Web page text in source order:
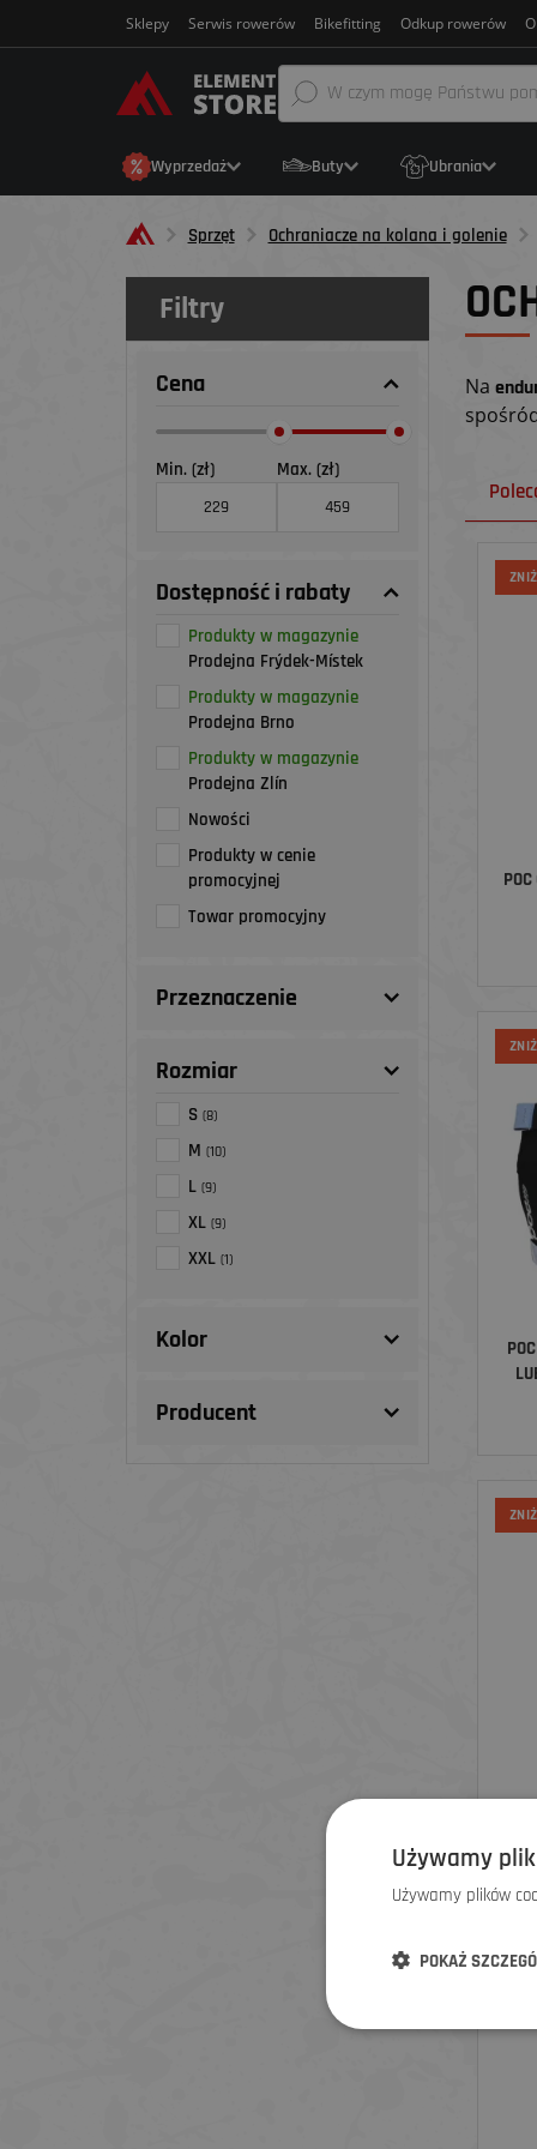
Sklepy Serwis rowerów Bikefitting Odkup rowerów
Wyprzedaż Buty Ubrania
Sprzęt Ochraniacze na kolana i golenie
Filtry
Cena
Min. (zł) Max. (zł)
Dostępność i rabaty
Produkty w magazynie
Prodejna Frýdek-Místek
Produkty w magazynie
Prodejna Brno
Produkty w magazynie
Prodejna Zlín
Nowości
Produkty w cenie
promocyjnej
Towar promocyjny
Przeznaczenie
Rozmiar
S (8)
M (10)
L (9)
XL (9)
XXL (1)
Kolor
Producent
Na
Używamy
Używamy plików
POKAŻ